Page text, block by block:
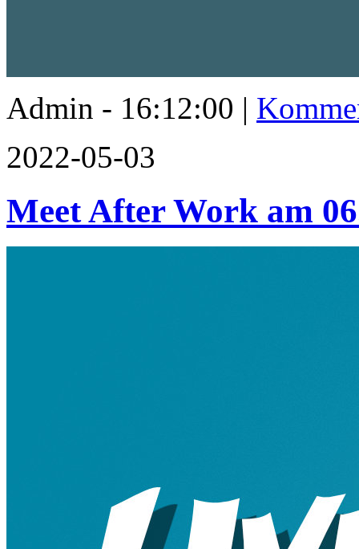
Admin - 16:12:00 |
2022-05-03
Meet After Work am